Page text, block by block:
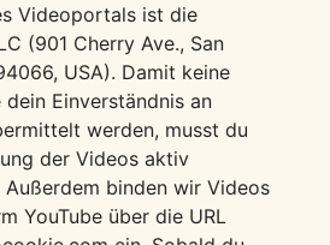
Videoportals ist die
(901 Cherry Ave., San
USA). Damit keine
dein Einverständnis an
werden, musst du
der Videos aktiv
Außerdem binden wir Videos
YouTube über die URL